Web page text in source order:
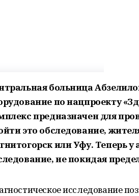
больница
по нацпроекту
предназначен для
это обследование,
или Уфу. Теперь
не покидая
исследование